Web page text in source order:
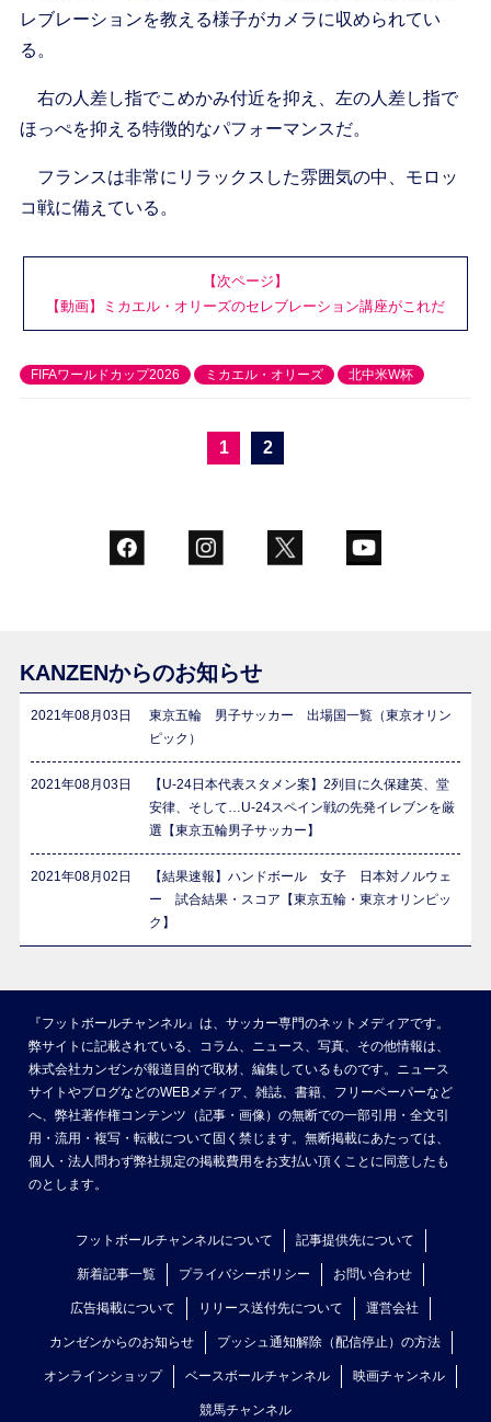
レブレーションを教える様子がカメラに収められてい
る。
右の人差し指でこめかみ付近を抑え、左の人差し指で
ほっぺを抑える特徴的なパフォーマンスだ。
フランスは非常にリラックスした雰囲気の中、モロッ
コ戦に備えている。
【次ページ】
【動画】ミカエル・オリーズのセレブレーション講座がこれだ
FIFAワールドカップ2026 ミカエル・オリーズ 北中米W杯
1 2
KANZENからのお知らせ
2021年08月03日
東京五輪 男子サッカー 出場国一覧（東京オリン
ピック）
2021年08月03日
【U-24日本代表スタメン案】2列目に久保建英、堂
安律、そして…U-24スペイン戦の先発イレブンを厳
選【東京五輪男子サッカー】
2021年08月02日
【結果速報】ハンドボール 女子 日本対ノルウェ
ー 試合結果・スコア【東京五輪・東京オリンピッ
ク】
『フットボールチャンネル』は、サッカー専門のネットメディアです。
弊サイトに記載されている、コラム、ニュース、写真、その他情報は、
株式会社カンゼンが報道目的で取材、編集しているものです。ニュース
サイトやブログなどのWEBメディア、雑誌、書籍、フリーペーパーなど
へ、弊社著作権コンテンツ（記事・画像）の無断での一部引用・全文引
用・流用・複写・転載について固く禁じます。無断掲載にあたっては、
個人・法人問わず弊社規定の掲載費用をお支払い頂くことに同意したも
のとします。
フットボールチャンネルについて 記事提供先について
新着記事一覧 プライバシーポリシー お問い合わせ
広告掲載について リリース送付先について 運営会社
カンゼンからのお知らせ プッシュ通知解除（配信停止）の方法
オンラインショップ ベースボールチャンネル 映画チャンネル
競馬チャンネル